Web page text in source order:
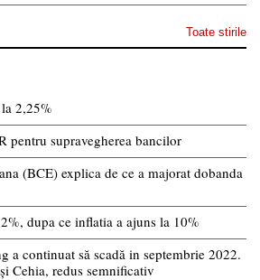
Toate stirile
2,25%
pentru supravegherea bancilor
(BCE) explica de ce a majorat dobanda
dupa ce inflatia a ajuns la 10%
a continuat să scadă in septembrie 2022.
Cehia, redus semnificativ